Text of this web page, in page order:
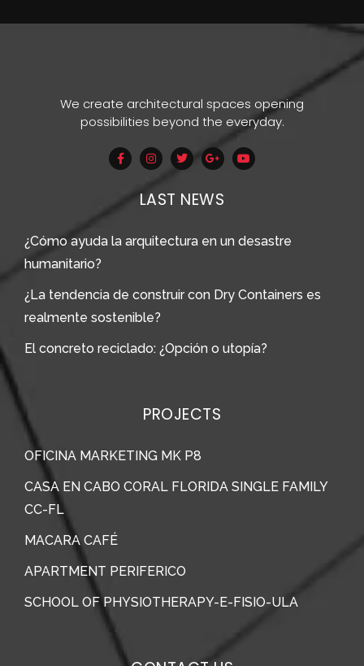
We create architectural spaces opening
possibilities beyond the everyday.
LAST NEWS
¿Cómo ayuda la arquitectura en un desastre
humanitario?
¿La tendencia de construir con Dry Containers es
realmente sostenible?
El concreto reciclado: ¿Opción o utopía?
PROJECTS
OFICINA MARKETING MK P8
CASA EN CABO CORAL FLORIDA SINGLE FAMILY
CC-FL
MACARA CAFÉ
APARTMENT PERIFERICO
SCHOOL OF PHYSIOTHERAPY-E-FISIO-ULA